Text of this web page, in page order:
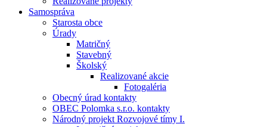
Samospráva
Starosta obce
Úrady
Matričný
Stavebný
Školský
Realizované akcie
Fotogaléria
Obecný úrad kontakty
OBEC Polomka s.r.o. kontakty
Národný projekt Rozvojové tímy I.